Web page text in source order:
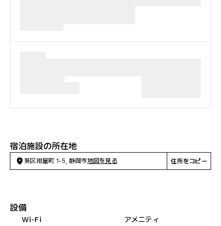
宿泊施設の所在地
葵区紺屋町 1-5, 静岡市地図を見る 住所をコピー
設備
Wi-Fi
アメニティ